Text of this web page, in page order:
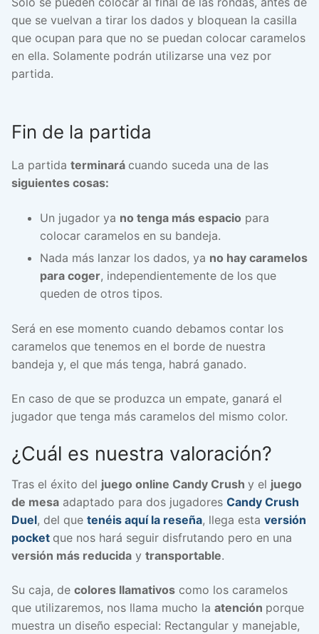
que se vuelvan a tirar los dados y bloquean la casilla
que ocupan para que no se puedan colocar caramelos
en ella. Solamente podrán utilizarse una vez por
partida.
Fin de la partida
La partida terminará cuando suceda una de las
siguientes cosas:
Un jugador ya no tenga más espacio para
colocar caramelos en su bandeja.
Nada más lanzar los dados, ya no hay caramelos
para coger, independientemente de los que
queden de otros tipos.
Será en ese momento cuando debamos contar los
caramelos que tenemos en el borde de nuestra
bandeja y, el que más tenga, habrá ganado.
En caso de que se produzca un empate, ganará el
jugador que tenga más caramelos del mismo color.
¿Cuál es nuestra valoración?
Tras el éxito del juego online Candy Crush y el juego
de mesa adaptado para dos jugadores Candy Crush
Duel, del que tenéis aquí la reseña, llega esta versión
pocket que nos hará seguir disfrutando pero en una
versión más reducida y transportable.
Su caja, de colores llamativos como los caramelos
que utilizaremos, nos llama mucho la atención porque
muestra un diseño especial: Rectangular y manejable,